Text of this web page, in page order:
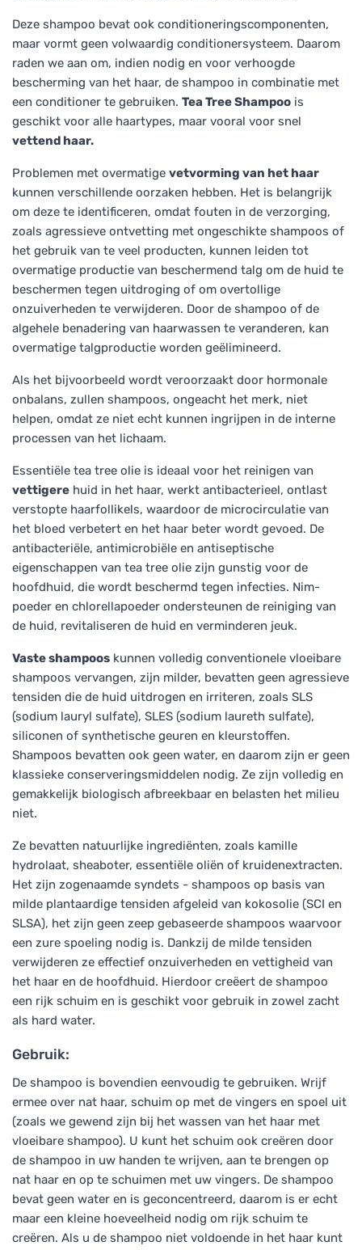
Deze shampoo bevat ook conditioneringscomponenten,
maar vormt geen volwaardig conditionersysteem. Daarom
raden we aan om, indien nodig en voor verhoogde
bescherming van het haar, de shampoo in combinatie met
een conditioner te gebruiken. Tea Tree Shampoo is
geschikt voor alle haartypes, maar vooral voor snel
vettend haar.
Problemen met overmatige vetvorming van het haar
kunnen verschillende oorzaken hebben. Het is belangrijk
om deze te identificeren, omdat fouten in de verzorging,
zoals agressieve ontvetting met ongeschikte shampoos of
het gebruik van te veel producten, kunnen leiden tot
overmatige productie van beschermend talg om de huid te
beschermen tegen uitdroging of om overtollige
onzuiverheden te verwijderen. Door de shampoo of de
algehele benadering van haarwassen te veranderen, kan
overmatige talgproductie worden geëlimineerd.
Als het bijvoorbeeld wordt veroorzaakt door hormonale
onbalans, zullen shampoos, ongeacht het merk, niet
helpen, omdat ze niet echt kunnen ingrijpen in de interne
processen van het lichaam.
Essentiële tea tree olie is ideaal voor het reinigen van
vettigere huid in het haar, werkt antibacterieel, ontlast
verstopte haarfollikels, waardoor de microcirculatie van
het bloed verbetert en het haar beter wordt gevoed. De
antibacteriële, antimicrobiële en antiseptische
eigenschappen van tea tree olie zijn gunstig voor de
hoofdhuid, die wordt beschermd tegen infecties. Nim-
poeder en chlorellapoeder ondersteunen de reiniging van
de huid, revitaliseren de huid en verminderen jeuk.
Vaste shampoos kunnen volledig conventionele vloeibare
shampoos vervangen, zijn milder, bevatten geen agressieve
tensiden die de huid uitdrogen en irriteren, zoals SLS
(sodium lauryl sulfate), SLES (sodium laureth sulfate),
siliconen of synthetische geuren en kleurstoffen.
Shampoos bevatten ook geen water, en daarom zijn er geen
klassieke conserveringsmiddelen nodig. Ze zijn volledig en
gemakkelijk biologisch afbreekbaar en belasten het milieu
niet.
Ze bevatten natuurlijke ingrediënten, zoals kamille
hydrolaat, sheaboter, essentiële oliën of kruidenextracten.
Het zijn zogenaamde syndets - shampoos op basis van
milde plantaardige tensiden afgeleid van kokosolie (SCI en
SLSA), het zijn geen zeep gebaseerde shampoos waarvoor
een zure spoeling nodig is. Dankzij de milde tensiden
verwijderen ze effectief onzuiverheden en vettigheid van
het haar en de hoofdhuid. Hierdoor creëert de shampoo
een rijk schuim en is geschikt voor gebruik in zowel zacht
als hard water.
Gebruik:
De shampoo is bovendien eenvoudig te gebruiken. Wrijf
ermee over nat haar, schuim op met de vingers en spoel uit
(zoals we gewend zijn bij het wassen van het haar met
vloeibare shampoo). U kunt het schuim ook creëren door
de shampoo in uw handen te wrijven, aan te brengen op
nat haar en op te schuimen met uw vingers. De shampoo
bevat geen water en is geconcentreerd, daarom is er echt
maar een kleine hoeveelheid nodig om rijk schuim te
creëren. Als u de shampoo niet voldoende in het haar kunt